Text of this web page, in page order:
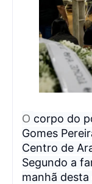
O corpo do
Gomes
Centro de
Segundo a
manhã